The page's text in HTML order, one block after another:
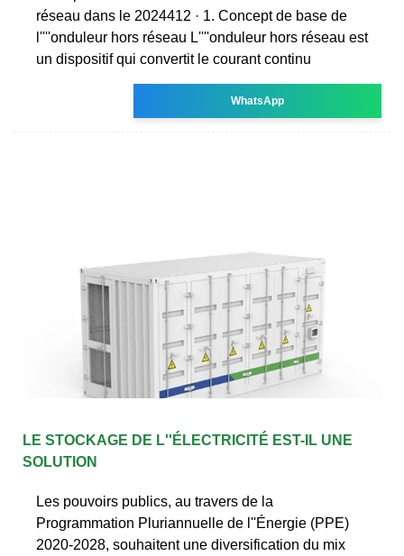
réseau dans le 2024412 · 1. Concept de base de
l''''onduleur hors réseau L''''onduleur hors réseau est
un dispositif qui convertit le courant continu
WhatsApp
LE STOCKAGE DE L''ÉLECTRICITÉ EST-IL UNE
SOLUTION
Les pouvoirs publics, au travers de la
Programmation Pluriannuelle de l''Énergie (PPE)
2020-2028, souhaitent une diversification du mix